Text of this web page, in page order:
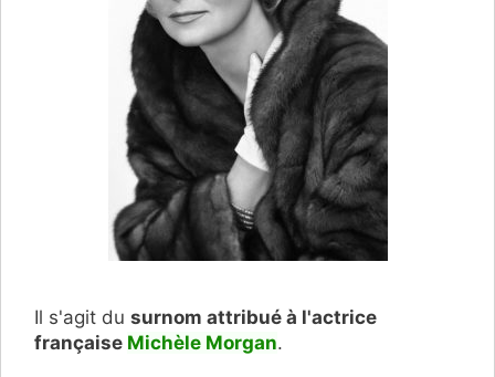
Il s'agit du surnom attribué à l'actrice
française Michèle Morgan.